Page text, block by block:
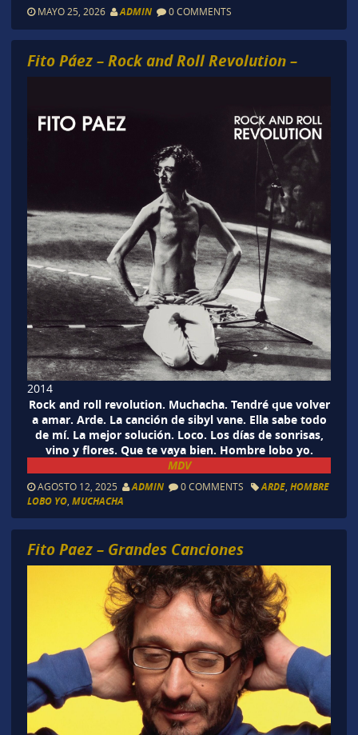
MAYO 25, 2026 ADMIN 0 COMMENTS
Fito Páez – Rock and Roll Revolution –
2014
Rock and roll revolution. Muchacha. Tendré que volver
a amar. Arde. La canción de sibyl vane. Ella sabe todo
de mí. La mejor solución. Loco. Los días de sonrisas,
vino y flores. Que te vaya bien. Hombre lobo yo.
MDV
AGOSTO 12, 2025 ADMIN 0 COMMENTS ARDE, HOMBRE
LOBO YO, MUCHACHA
Fito Paez – Grandes Canciones